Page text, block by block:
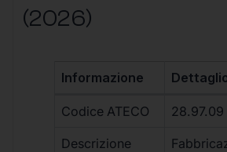
(2026)
Informazione
Codice ATECO 28.97.09
Descrizione